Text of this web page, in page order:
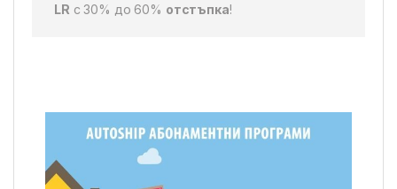
LR с 30% до 60% отстъпка!